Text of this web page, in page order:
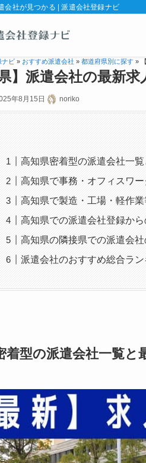
会社が見つかる | 派遣会社登録ナビ
ナビ» おすすめ派遣会社 » 都道府県別に探す»
県】派遣会社の最新
年8月15日 noriko
高知県密着型の派遣会社一
高知県で事務・オフィスワ
高知県で製造・工場・軽作
高知県での派遣会社登録か
高知県の隣接県での派遣会
派遣会社のおすすめ総合ラ
着型の派遣会社一覧と